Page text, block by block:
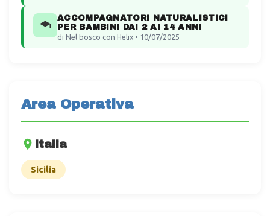
ACCOMPAGNATORI NATURALISTICI
PER BAMBINI DAI 2 AI 14 ANNI
di Nel bosco con Helix • 10/07/2025
Area Operativa
Italia
Sicilia